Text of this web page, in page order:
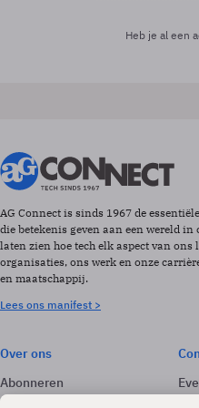
Heb je al een
AG Connect is sinds 1967 de
die betekenis geven aan een wereld
laten zien hoe tech elk aspect van ons
organisaties, ons werk en onze
en maatschappij.
Lees ons manifest >
Over ons
Abonneren
Adverteren